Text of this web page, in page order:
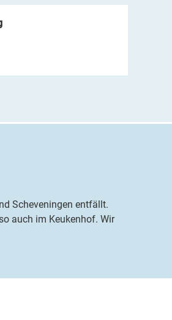
Scheveningen entfällt.
auch im Keukenhof. Wir